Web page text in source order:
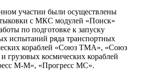
участии были осуществлены
с МКС модулей «Поиск»
по подготовке к запуску
испытаний ряда транспортных
кораблей «Союз ТМА», «Союз
космических кораблей
М-М», «Прогресс МС».